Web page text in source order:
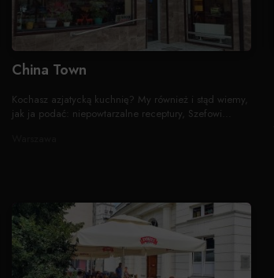
China Town
Kochasz azjatycką kuchnię? My również i stąd wiemy,
jak ja podać: niepowtarzalne receptury, Szefowi...